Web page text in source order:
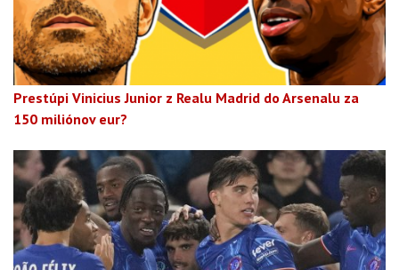
Prestúpi Vinicius Junior z Realu Madrid do Arsenalu za
150 miliónov eur?